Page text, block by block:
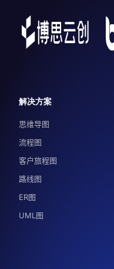
解决方案
思维导图
流程图
客户旅程图
路线图
ER图
UML图